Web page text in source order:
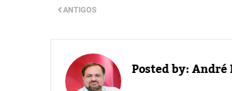
ANTIGOS
Posted by:André